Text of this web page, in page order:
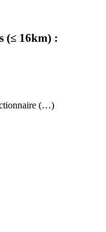
(≤ 16km) :
(…)